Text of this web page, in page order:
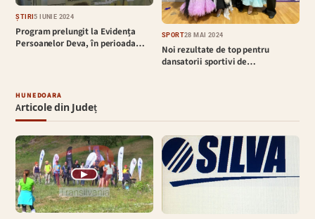
ȘTIRI5 IUNIE 2024
Program prelungit la Evidența
Persoanelor Deva, în perioada…
SPORT28 MAI 2024
Noi rezultate de top pentru
dansatorii sportivi de…
HUNEDOARA
Articole din Județ
▶